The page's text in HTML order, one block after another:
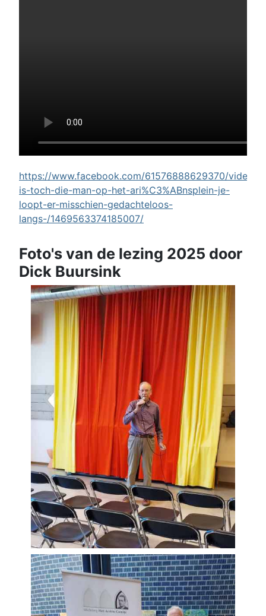
https://www.facebook.com/61576888629370/videos/
is-toch-die-man-op-het-ari%C3%ABnsplein-je-
loopt-er-misschien-gedachteloos-
langs-/1469563374185007/
Foto's van de lezing 2025 door
Dick Buursink